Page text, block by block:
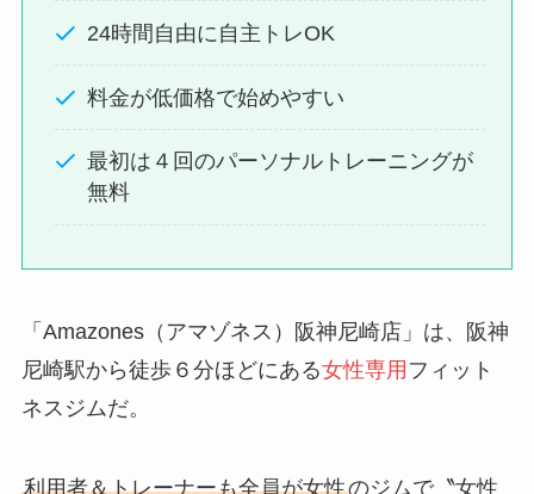
24時間自由に自主トレOK
料金が低価格で始めやすい
最初は４回のパーソナルトレーニングが
無料
「Amazones（アマゾネス）阪神尼崎店」は、阪神
尼崎駅から徒歩６分ほどにある女性専用 フィット
ネスジムだ。
利用者＆トレーナーも全員が女性のジムで〝女性